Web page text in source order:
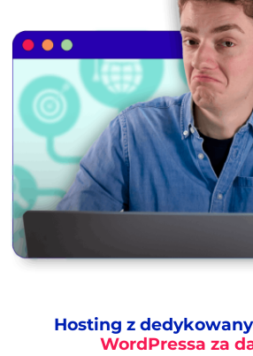
Hosting z
WordPressa za